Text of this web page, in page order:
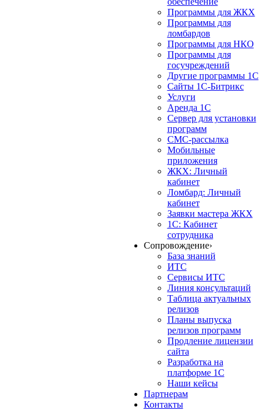
Программы для ЖКХ
Программы для
ломбардов
Программы для НКО
Программы для
госучреждений
Другие программы 1С
Сайты 1С-Битрикс
Услуги
Аренда 1С
Сервер для установки
программ
СМС-рассылка
Мобильные
приложения
ЖКХ: Личный
кабинет
Ломбард: Личный
кабинет
Заявки мастера ЖКХ
1С: Кабинет
сотрудника
Сопровождение›
База знаний
ИТС
Сервисы ИТС
Линия консультаций
Таблица актуальных
релизов
Планы выпуска
релизов программ
Продление лицензии
сайта
Разработка на
платформе 1С
Наши кейсы
Партнерам
Контакты